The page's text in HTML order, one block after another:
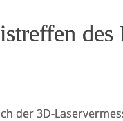
der 3D-